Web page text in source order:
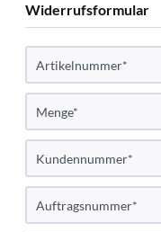
Widerrufsformular